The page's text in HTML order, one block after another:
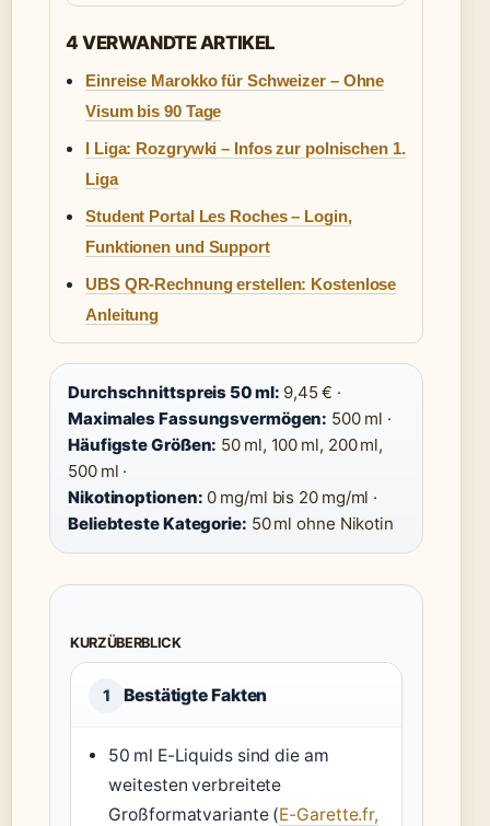
4 VERWANDTE ARTIKEL
Einreise Marokko für Schweizer – Ohne
Visum bis 90 Tage
I Liga: Rozgrywki – Infos zur polnischen 1.
Liga
Student Portal Les Roches – Login,
Funktionen und Support
UBS QR-Rechnung erstellen: Kostenlose
Anleitung
Durchschnittspreis 50 ml: 9,45 € ·
Maximales Fassungsvermögen: 500 ml ·
Häufigste Größen: 50 ml, 100 ml, 200 ml,
500 ml ·
Nikotinoptionen: 0 mg/ml bis 20 mg/ml ·
Beliebteste Kategorie: 50 ml ohne Nikotin
KURZÜBERBLICK
1 Bestätigte Fakten
50 ml E-Liquids sind die am
weitesten verbreitete
Großformatvariante (E-Garette.fr,